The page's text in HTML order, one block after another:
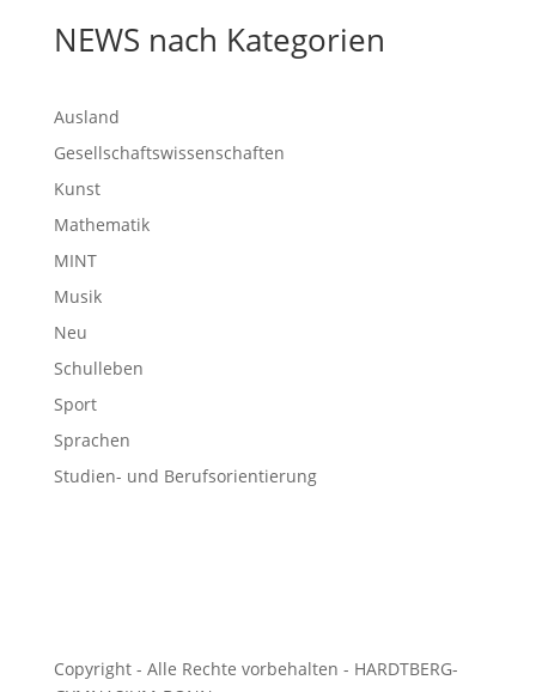
NEWS nach Kategorien
Ausland
Gesellschaftswissenschaften
Kunst
Mathematik
MINT
Musik
Neu
Schulleben
Sport
Sprachen
Studien- und Berufsorientierung
Copyright - Alle Rechte vorbehalten - HARDTBERG-